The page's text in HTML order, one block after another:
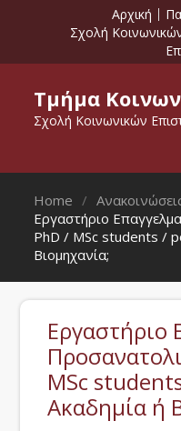
Αρχική
Σχολή
Τμήμα
Σχολή Κοινωνικών
Home
Εργαστήριο
PhD / MSc students /
Βιομηχανία;
Εργαστήριο
MSc
Ακαδημία ή